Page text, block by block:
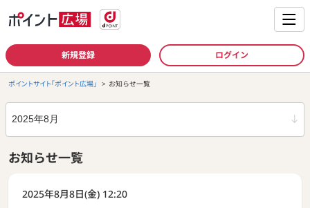
新規登録 ログイン
ポイントサイト「ポイント広場」 お知らせ一覧
年月
お知らせ一覧
2025年8月8日(金) 12:20